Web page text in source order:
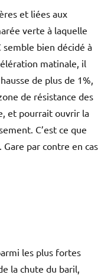
et liées aux
verte à laquelle
semble bien décidé à
matinale, il
de plus de 1%,
de résistance des
et pourrait ouvrir la
C’est ce que
par contre en cas
les plus fortes
la chute du baril,